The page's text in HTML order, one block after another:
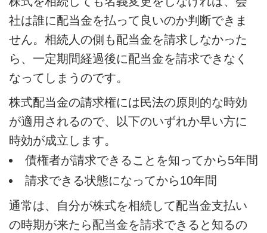
社は誰に配当金を払って良いのか判断できま
せん。相続人の側も配当金を請求しなかった
ら、一定期間経過後に配当金を請求できなく
なってしまうのです。
株式配当金の請求権には民法の原則的な時効
が適用されるので、以下のいずれか早い方に
時効が成立します。
債権者が請求できることを知ってから5年間
請求できる状態になってから10年間
通常は、自分が株式を相続して配当金支払い
の時期が来たら配当金を請求できると知るの